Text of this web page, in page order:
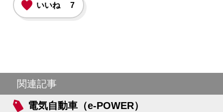
いいね 7
関連記事
電気自動車（e-POWER）